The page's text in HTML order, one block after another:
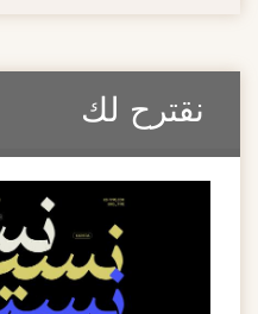
نقترح لك